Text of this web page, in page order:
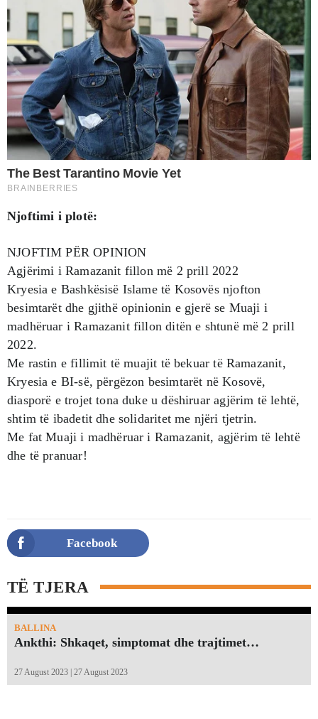
Njoftimi i plotë:
NJOFTIM PËR OPINION
Agjërimi i Ramazanit fillon më 2 prill 2022
Kryesia e Bashkësisë Islame të Kosovës njofton
besimtarët dhe gjithë opinionin e gjerë se Muaji i
madhëruar i Ramazanit fillon ditën e shtunë më 2 prill
2022.
Me rastin e fillimit të muajit të bekuar të Ramazanit,
Kryesia e BI-së, përgëzon besimtarët në Kosovë,
diasporë e trojet tona duke u dëshiruar agjërim të lehtë,
shtim të ibadetit dhe solidaritet me njëri tjetrin.
Me fat Muaji i madhëruar i Ramazanit, agjërim të lehtë
dhe të pranuar!
Facebook
TË TJERA
BALLINA
Ankthi: Shkaqet, simptomat dhe trajtimet…
27 August 2023 | 27 August 2023